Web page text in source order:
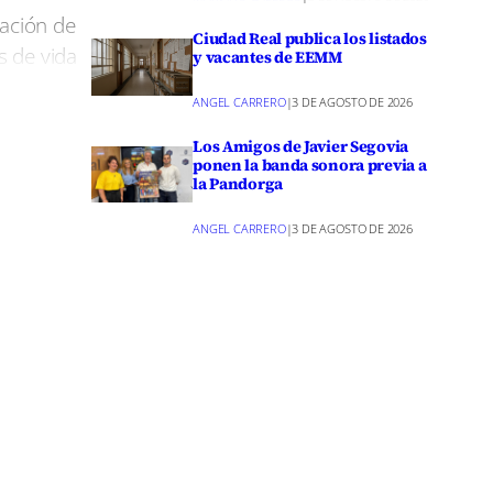
de
de vida
a lo
Ciudad Real publica los listados
y vacantes de EEMM
ANGEL CARRERO|3 DE AGOSTO DE 2026
Los Amigos de Javier Segovia
ponen la banda sonora previa a
la Pandorga
ANGEL CARRERO|3 DE AGOSTO DE 2026